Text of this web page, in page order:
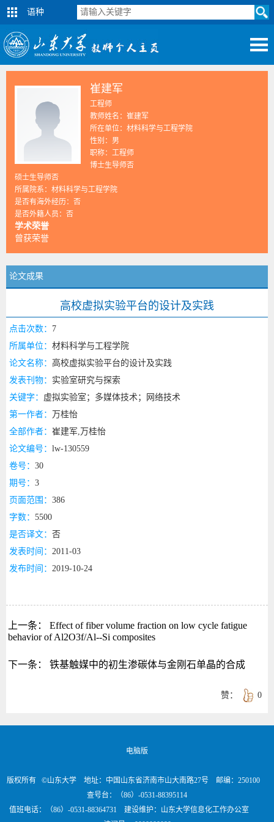
语种
崔建军
工程师
教师姓名：崔建军
所在单位：材料科学与工程学院
性别：男
职称：工程师
博士生导师否
硕士生导师否
所属院系：材料科学与工程学院
是否有海外经历：否
是否外籍人员：否
学术荣誉
曾获荣誉
论文成果
高校虚拟实验平台的设计及实践
点击次数： 7
所属单位： 材料科学与工程学院
论文名称： 高校虚拟实验平台的设计及实践
发表刊物： 实验室研究与探索
关键字： 虚拟实验室；多媒体技术；网络技术
第一作者：
万桂怡
全部作者： 崔建军,万桂怡
论文编号： lw-130559
卷号： 30
期号： 3
页面范围： 386
字数： 5500
是否译文： 否
发表时间： 2011-03
发布时间： 2019-10-24
上一条：
Effect of fiber volume fraction on low cycle fatigue
behavior of Al2O3f/Al--Si composites
下一条： 铁基触媒中的初生渗碳体与金刚石单晶的合成
0
赞：
电脑版
版权所有 ©山东大学 地址：中国山东省济南市山大南路27号 邮编：250100
查号台：（86）-0531-88395114
值班电话：（86）-0531-88364731 建设维护：山东大学信息化工作办公室